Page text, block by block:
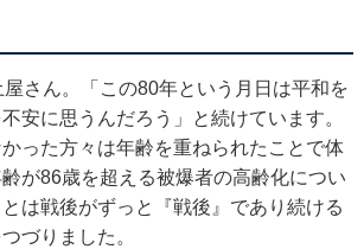
さん。「この80年という月日は平和を
安に思うんだろう」と続けています。
った方々は年齢を重ねられたことで体
が86歳を超える被爆者の高齢化につい
は戦後がずっと『戦後』であり続ける
づりました。